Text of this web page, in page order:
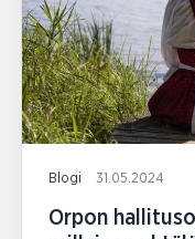
Blogi 31.05.2024
Orpon